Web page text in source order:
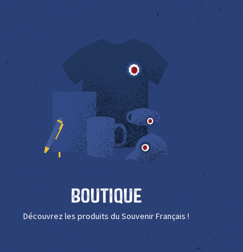
Boutique
Découvrez les produits du Souvenir Français !